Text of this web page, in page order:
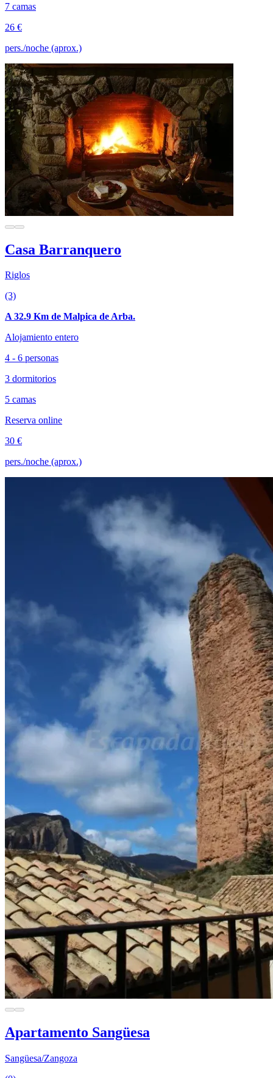
7 camas
26 €
pers./noche (aprox.)
Casa Barranquero
Riglos
(3)
A 32.9 Km de Malpica de Arba.
Alojamiento entero
4 - 6 personas
3 dormitorios
5 camas
Reserva online
30 €
pers./noche (aprox.)
Apartamento Sangüesa
Sangüesa/Zangoza